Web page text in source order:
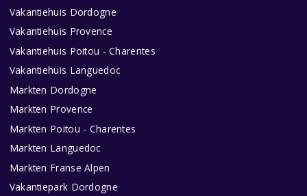
Vakantiehuis Dordogne
Vakantiehuis Provence
Vakantiehuis Poitou - Charentes
Vakantiehuis Languedoc
Markten Dordogne
Markten Provence
Markten Poitou - Charentes
Markten Languedoc
Markten Franse Alpen
Vakantiepark Dordogne